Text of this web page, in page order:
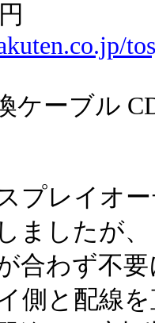
ケーブル
プレイオ
ましたが、
合わず不
側と配線